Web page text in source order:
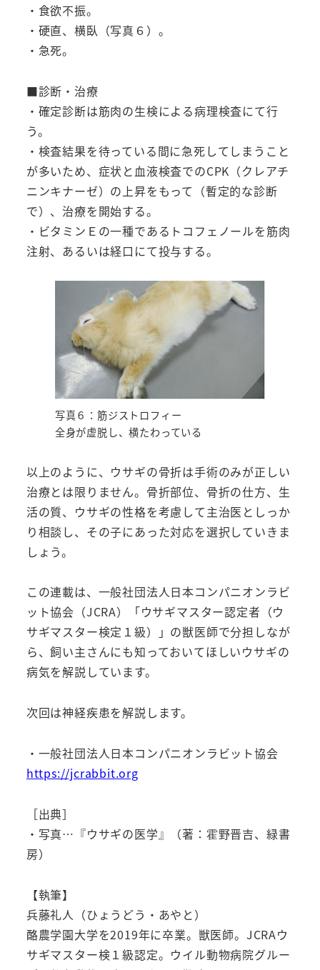
・食欲不振。
・硬直、横臥（写真６）。
・急死。
■診断・治療
・確定診断は筋肉の生検による病理検査にて行
う。
・検査結果を待っている間に急死してしまうこと
が多いため、症状と血液検査でのCPK（クレアチ
ニンキナーゼ）の上昇をもって（暫定的な診断
で）、治療を開始する。
・ビタミンＥの一種であるトコフェノールを筋肉
注射、あるいは経口にて投与する。
写真６：筋ジストロフィー
全身が虚脱し、横たわっている
以上のように、ウサギの骨折は手術のみが正しい
治療とは限りません。骨折部位、骨折の仕方、生
活の質、ウサギの性格を考慮して主治医としっか
り相談し、その子にあった対応を選択していきま
しょう。
この連載は、一般社団法人日本コンパニオンラビ
ット協会（JCRA）「ウサギマスター認定者（ウ
サギマスター検定１級）」の獣医師で分担しなが
ら、飼い主さんにも知っておいてほしいウサギの
病気を解説しています。
次回は神経疾患を解説します。
・一般社団法人日本コンパニオンラビット協会
https://jcrabbit.org
［出典］
・写真…『ウサギの医学』（著：霍野晋吉、緑書
房）
【執筆】
兵藤礼人（ひょうどう・あやと）
酪農学園大学を2019年に卒業。獣医師。JCRAウ
サギマスター検１級認定。ウイル動物病院グルー